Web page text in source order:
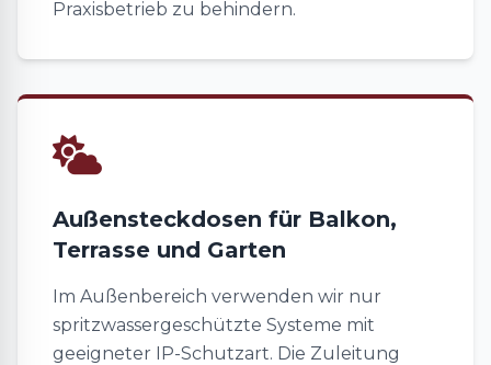
Praxisbetrieb zu behindern.
Außensteckdosen für Balkon,
Terrasse und Garten
Im Außenbereich verwenden wir nur
spritzwassergeschützte Systeme mit
geeigneter IP-Schutzart. Die Zuleitung